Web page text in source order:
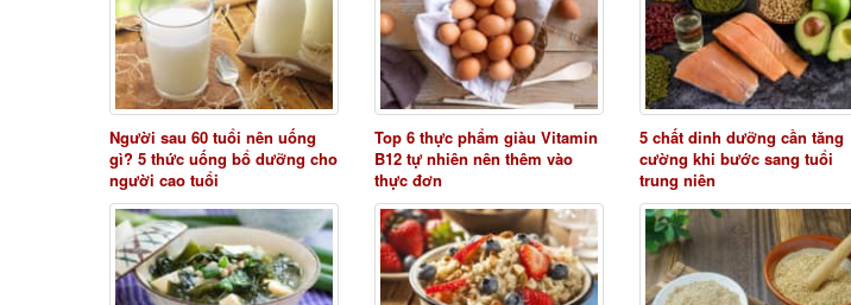
Người sau 60 tuổi nên uống
gì? 5 thức uống bổ dưỡng cho
người cao tuổi
Top 6 thực phẩm giàu Vitamin
B12 tự nhiên nên thêm vào
thực đơn
5 chất dinh dưỡng cần tăng
cường khi bước sang tuổi
trung niên